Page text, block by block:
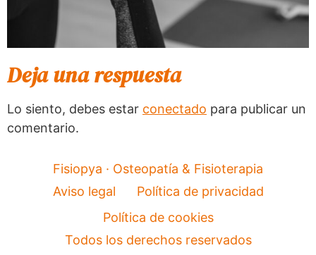
Deja una respuesta
Lo siento, debes estar conectado para publicar un
comentario.
Fisiopya · Osteopatía & Fisioterapia
Aviso legal
Política de privacidad
Política de cookies
Todos los derechos reservados